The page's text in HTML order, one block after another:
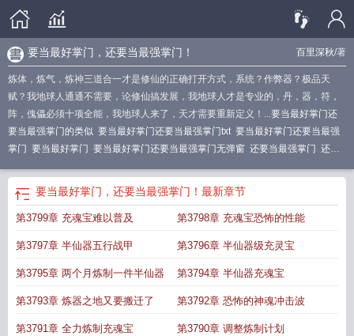
百里深秋/著
要当最好掌门，还要当最强掌门！
炼体，炼气，炼神三道合一才是修仙的正确打开方式，系统？作弊器？极品天
赋？我地球人通通不需要，论修仙搞发展，我地球人才是专业的，丹，器，符，
阵，傀儡必须十项全能，我地球人来了，天才需要重新定义！...要当最好掌门还
要当最强掌门的类似 要当最好掌门还要当最强掌门txt 要当最好掌门还要当最强
掌门 要当最好掌门 要当最好掌门还要当最强掌门无弹窗 还要当最强掌门 还要
要当最强掌门的
要当最好掌门还要当最强掌门在线阅读
强掌门有声
要当最好掌门，还要当最强掌门！ 最新章节
第3799章 充魂宝难以普及 第3798章 充魂宝恐怖的性能
第3797章 半仙器五行战甲 第3796章 半仙器级充灵宝
第3795章 两个月炼制一件半仙器 第3794章 半仙器充魂宝
第3793章 炼器之地又要搬迁了 第3792章 恐怖的神魂冲击波
第3791章 全力炼制充魂宝 第3790章 调整炼制计划